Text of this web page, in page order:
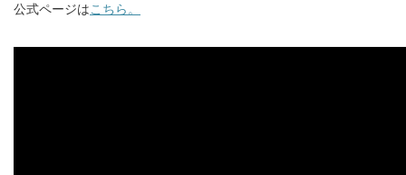
公式ページはこちら。